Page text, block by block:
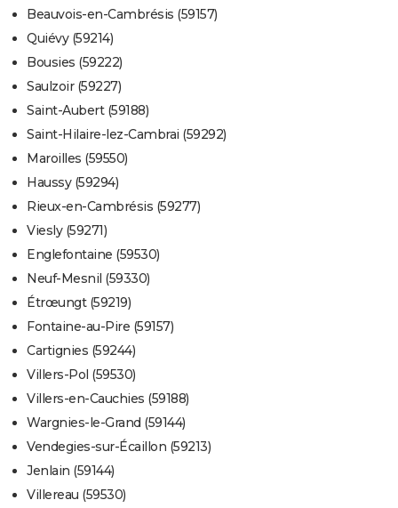
Beauvois-en-Cambrésis (59157)
Quiévy (59214)
Bousies (59222)
Saulzoir (59227)
Saint-Aubert (59188)
Saint-Hilaire-lez-Cambrai (59292)
Maroilles (59550)
Haussy (59294)
Rieux-en-Cambrésis (59277)
Viesly (59271)
Englefontaine (59530)
Neuf-Mesnil (59330)
Étrœungt (59219)
Fontaine-au-Pire (59157)
Cartignies (59244)
Villers-Pol (59530)
Villers-en-Cauchies (59188)
Wargnies-le-Grand (59144)
Vendegies-sur-Écaillon (59213)
Jenlain (59144)
Villereau (59530)